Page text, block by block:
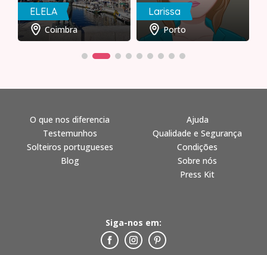
ELELA
Coimbra
Larissa
Porto
O que nos diferencia
Testemunhos
Solteiros portugueses
Blog
Ajuda
Qualidade e Segurança
Condições
Sobre nós
Press Kit
Siga-nos em: